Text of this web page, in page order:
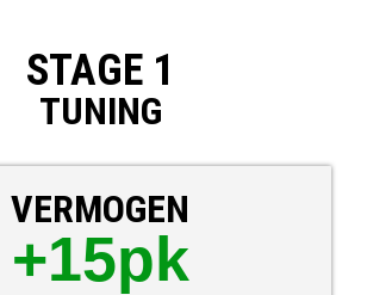
STAGE 1
TUNING
VERMOGEN
+15pk